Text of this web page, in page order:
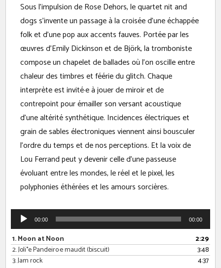
Sous l’impulsion de Rose Dehors, le quartet nit and
dogs s’invente un passage à la croisée d’une échappée
folk et d'une pop aux accents fauves. Portée par les
œuvres d’Emily Dickinson et de Björk, la tromboniste
compose un chapelet de ballades où l’on oscille entre
chaleur des timbres et féérie du glitch. Chaque
interprète est invité·e à jouer de miroir et de
contrepoint pour émailler son versant acoustique
d’une altérité synthétique. Incidences électriques et
grain de sables électroniques viennent ainsi bousculer
l’ordre du temps et de nos perceptions. Et la voix de
Lou Ferrand peut y devenir celle d’une passeuse
évoluant entre les mondes, le réel et le pixel, les
polyphonies éthérées et les amours sorcières.
00:00 00:00
1.Moon at Noon
2:29
2.Joli°e Pandeiro·e maudit (biscuit)
3:48
3.Jam rock 4:37